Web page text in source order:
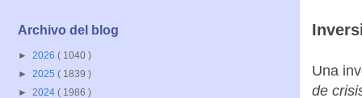
Una
de
Archivo del blog
► 2026 ( 1040 )
► 2025 ( 1839 )
► 2024 ( 1986 )